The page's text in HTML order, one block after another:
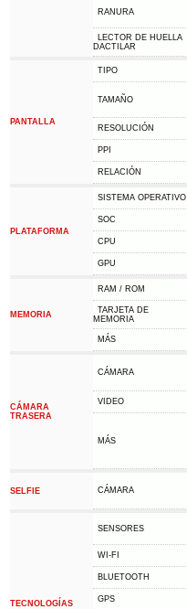
RANURA
LECTOR DE HUELLA
DACTILAR
PANTALLA
TIPO
TAMAÑO
RESOLUCIÓN
PPI
RELACIÓN
PLATAFORMA
SISTEMA OPERATIVO
SOC
CPU
GPU
MEMORIA
RAM / ROM
TARJETA DE
MEMORIA
MÁS
CÁMARA
TRASERA
CÁMARA
VIDEO
MÁS
SELFIE CÁMARA
TECNOLOGÍAS
SENSORES
WI-FI
BLUETOOTH
GPS